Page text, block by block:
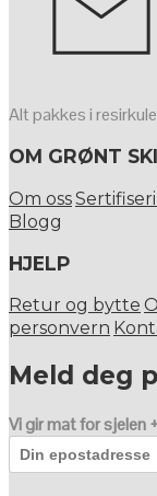
Alt pakkes i
OM GRØNT
Om oss
Blogg
HJELP
Retur og bytte
personvern
Meld deg
Vi gir mat for sjelen